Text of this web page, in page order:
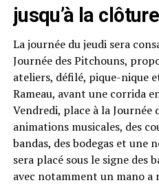
jusqu’à la clôture
La journée du jeudi sera
Journée des Pitchouns,
ateliers, défilé, pique-nique
Rameau, avant une corrida
Vendredi, place à la Journée
animations musicales, des
bandas, des bodegas et une
sera placé sous le signe des
avec notamment un mano a